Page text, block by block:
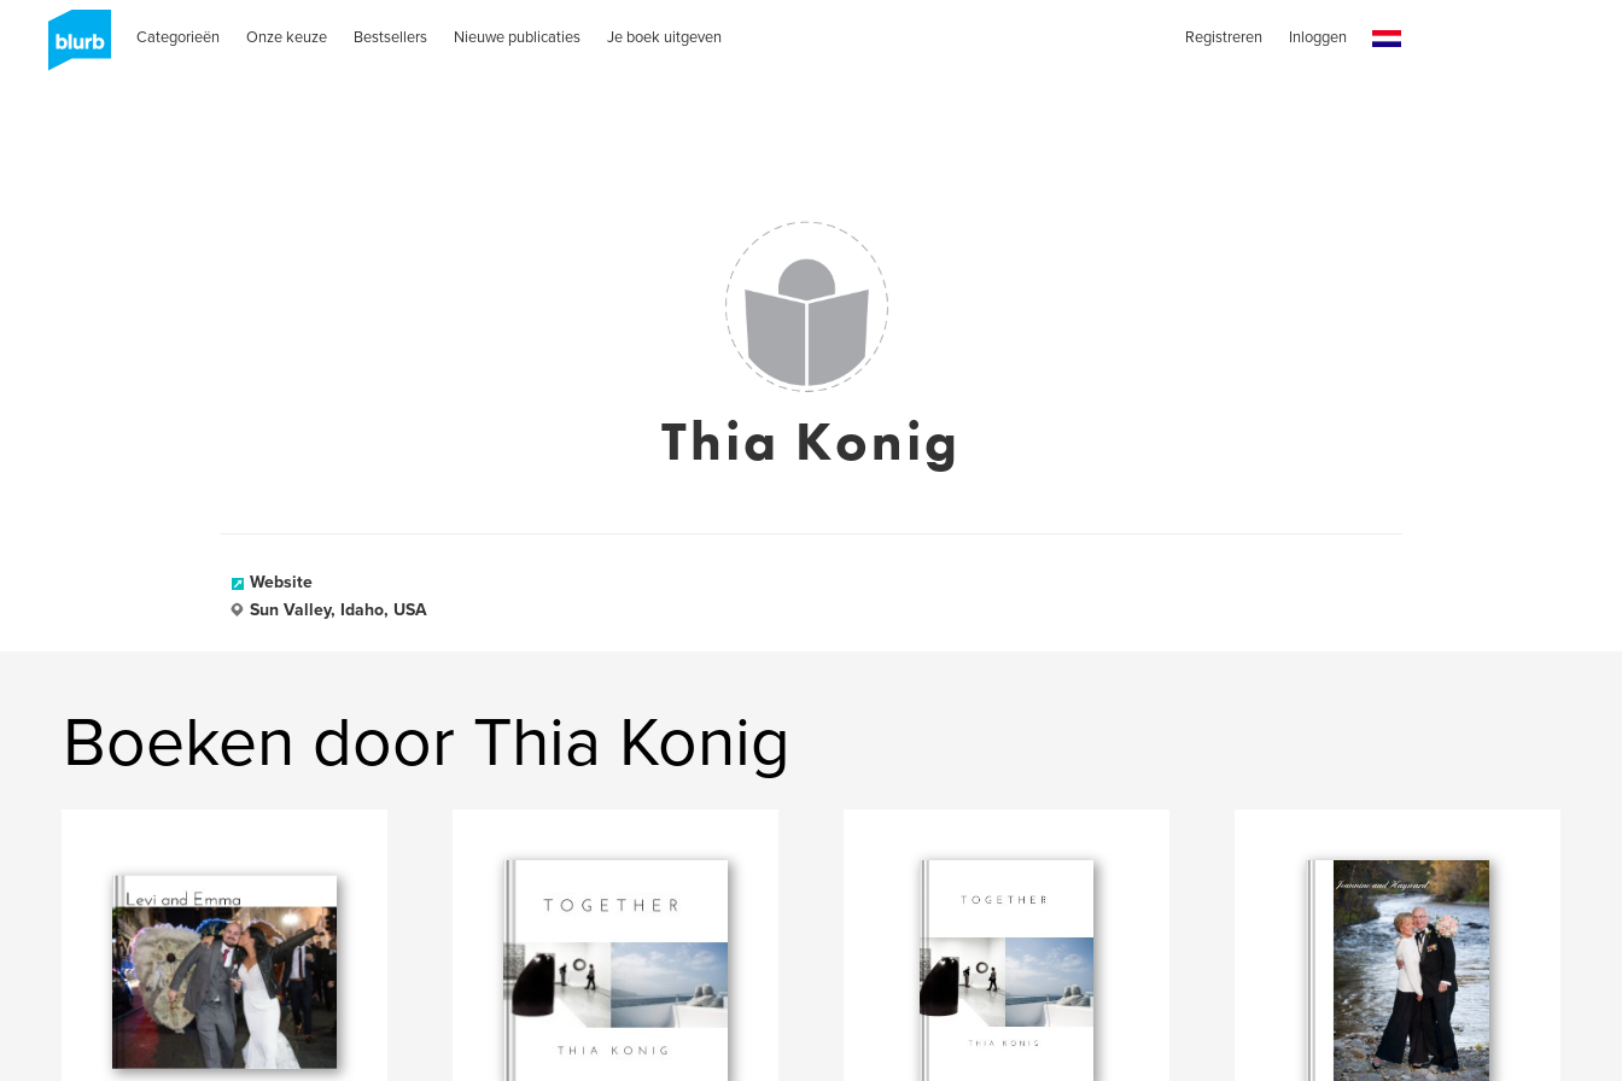
Categorieën Onze keuze Bestsellers Nieuwe publicaties Je boek uitgeven Registreren Inloggen
Thia Konig
Website
Sun Valley, Idaho, USA
Boeken door Thia Konig